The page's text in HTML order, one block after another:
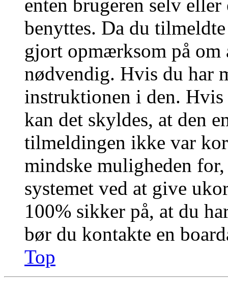
enten brugeren selv
benyttes. Da du
gjort opmærksom på
nødvendig. Hvis du har
instruktionen i den.
kan det skyldes, at den
tilmeldingen ikke var
mindske muligheden
systemet ved at give
100% sikker på, at du
bør du kontakte en
Top